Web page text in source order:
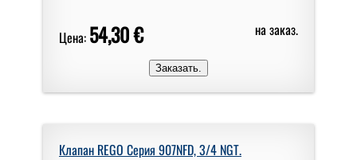
Цена: 54,30 € на заказ.
Клапан REGO Серия 907NFD, 3/4 NGT.